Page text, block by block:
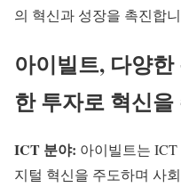
의 혁신과 성장을 촉진합
아이빌트, 다양
한 투자로 혁신을
ICT 분야: 아이빌트는
지털 혁신을 주도하며 사